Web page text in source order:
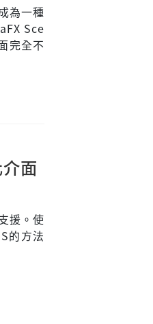
為一種
Sce
完全不
面
援。使
的方法